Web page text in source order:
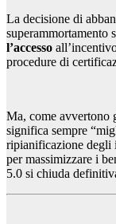
La decisione di
superammortamento
l’accesso
procedure di
Ma, come avvertono
significa sempre
ripianificazione degli
per massimizzare i
5.0 si chiuda